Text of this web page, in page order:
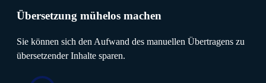
Übersetzung mühelos machen
Sie können sich den Aufwand des manuellen Übertragens zu
übersetzender Inhalte sparen.